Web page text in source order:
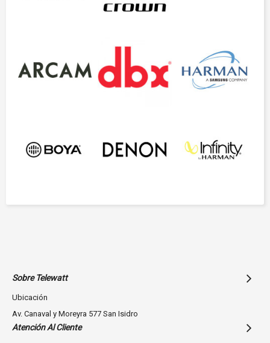
Sobre Telewatt
Ubicación
Av. Canaval y Moreyra 577 San Isidro
Atención Al Cliente